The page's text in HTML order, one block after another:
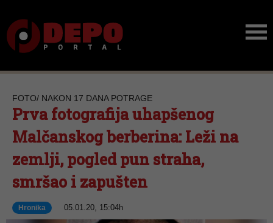
FOTO/ NAKON 17 DANA POTRAGE
Prva fotografija uhapšenog
Malčanskog berberina: Leži na
zemlji, pogled pun straha,
smršao i zapušten
Hronika 05.01.20, 15:04h